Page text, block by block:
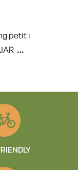
petit i
…